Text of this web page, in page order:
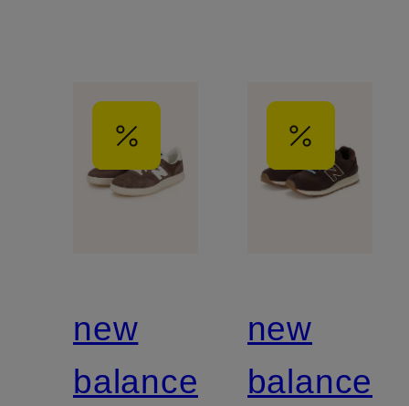
new
balance
new
balance